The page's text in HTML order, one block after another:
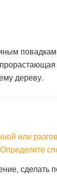
дереву.
или
сделать